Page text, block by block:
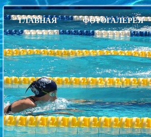
ГЛАВНАЯ ФОТОГАЛЕРЕЯ